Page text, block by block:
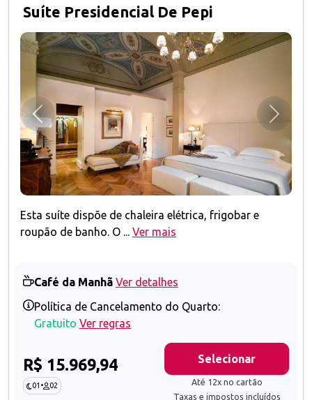
Suíte Presidencial De Pepi
Anterior
Esta suíte dispõe de chaleira elétrica, frigobar e
roupão de banho. O ... Ver mais
Café da Manhã Ver detalhes
Política de Cancelamento do Quarto:
Gratuito Ver regras
R$ 15.969,94
01 • 02
Selecionar
Até 12x no cartão
Taxas e impostos incluídos